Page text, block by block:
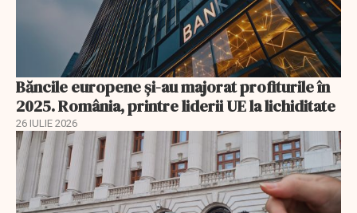
Băncile europene și-au majorat profiturile în
2025. România, printre liderii UE la lichiditate
26 IULIE 2026